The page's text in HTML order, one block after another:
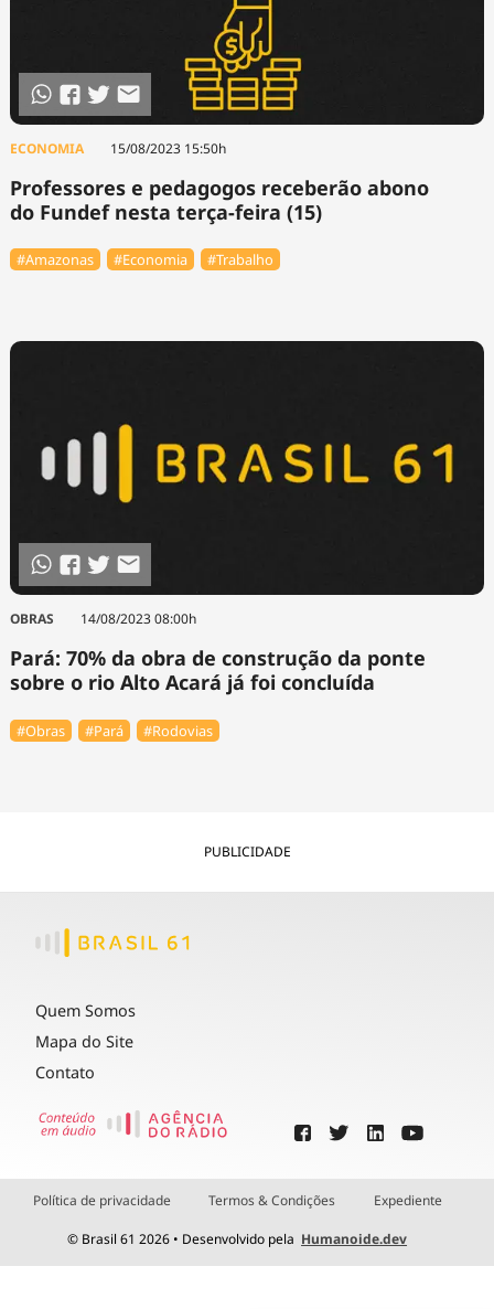
ECONOMIA 15/08/2023 15:50h
Professores e pedagogos receberão abono
do Fundef nesta terça-feira (15)
#Amazonas #Economia #Trabalho
OBRAS 14/08/2023 08:00h
Pará: 70% da obra de construção da ponte
sobre o rio Alto Acará já foi concluída
#Obras #Pará #Rodovias
PUBLICIDADE
Quem Somos
Mapa do Site
Contato
Política de privacidade Termos & Condições Expediente
© Brasil 61 2026 • Desenvolvido pela Humanoide.dev